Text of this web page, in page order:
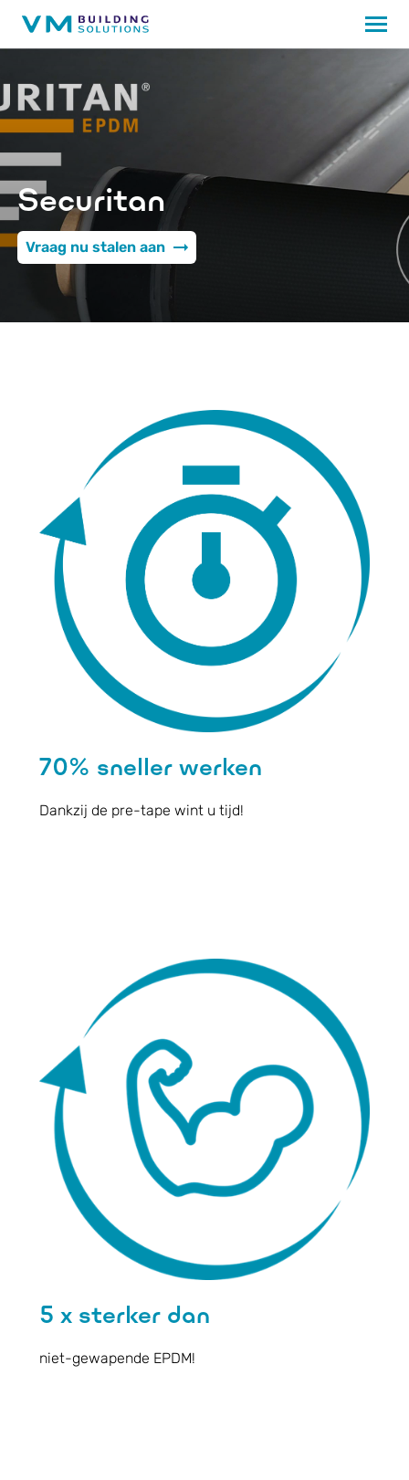
Securitan
Vraag nu stalen aan
70% sneller werken
Dankzij de pre-tape wint u tijd!
5 x sterker dan
niet-gewapende EPDM!